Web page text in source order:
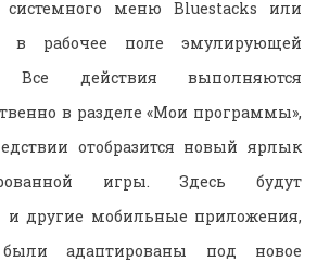
меню Bluestacks или
в рабочее поле эмулирующей
Все действия выполняются
в разделе «Мои программы»,
отобразится новый ярлык
игры. Здесь будут
и другие мобильные приложения,
адаптированы под новое